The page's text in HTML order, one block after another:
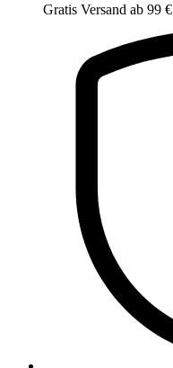
Gratis Versand ab 99 €